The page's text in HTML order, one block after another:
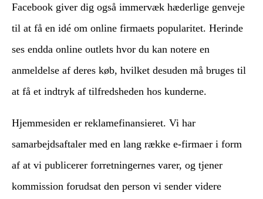
Facebook giver dig også immervæk hæderlige genveje
til at få en idé om online firmaets popularitet. Herinde
ses endda online outlets hvor du kan notere en
anmeldelse af deres køb, hvilket desuden må bruges til
at få et indtryk af tilfredsheden hos kunderne.
Hjemmesiden er reklamefinansieret. Vi har
samarbejdsaftaler med en lang række e-firmaer i form
af at vi publicerer forretningernes varer, og tjener
kommission forudsat den person vi sender videre